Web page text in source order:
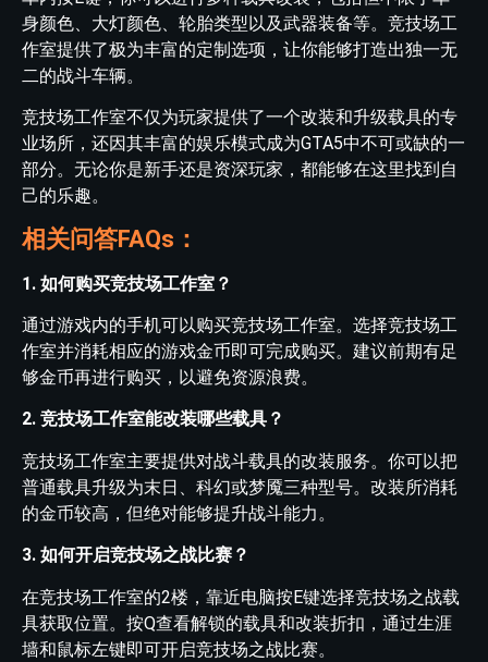
身颜色、大灯颜色、轮胎类型以及武器装备等。竞技场工
作室提供了极为丰富的定制选项，让你能够打造出独一无
二的战斗车辆。
竞技场工作室不仅为玩家提供了一个改装和升级载具的专
业场所，还因其丰富的娱乐模式成为GTA5中不可或缺的一
部分。无论你是新手还是资深玩家，都能够在这里找到自
己的乐趣。
相关问答FAQs：
1. 如何购买竞技场工作室？
通过游戏内的手机可以购买竞技场工作室。选择竞技场工
作室并消耗相应的游戏金币即可完成购买。建议前期有足
够金币再进行购买，以避免资源浪费。
2. 竞技场工作室能改装哪些载具？
竞技场工作室主要提供对战斗载具的改装服务。你可以把
普通载具升级为末日、科幻或梦魇三种型号。改装所消耗
的金币较高，但绝对能够提升战斗能力。
3. 如何开启竞技场之战比赛？
在竞技场工作室的2楼，靠近电脑按E键选择竞技场之战载
具获取位置。按Q查看解锁的载具和改装折扣，通过生涯
墙和鼠标左键即可开启竞技场之战比赛。